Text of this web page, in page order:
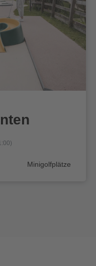
Kategorie
Minigolfplätze